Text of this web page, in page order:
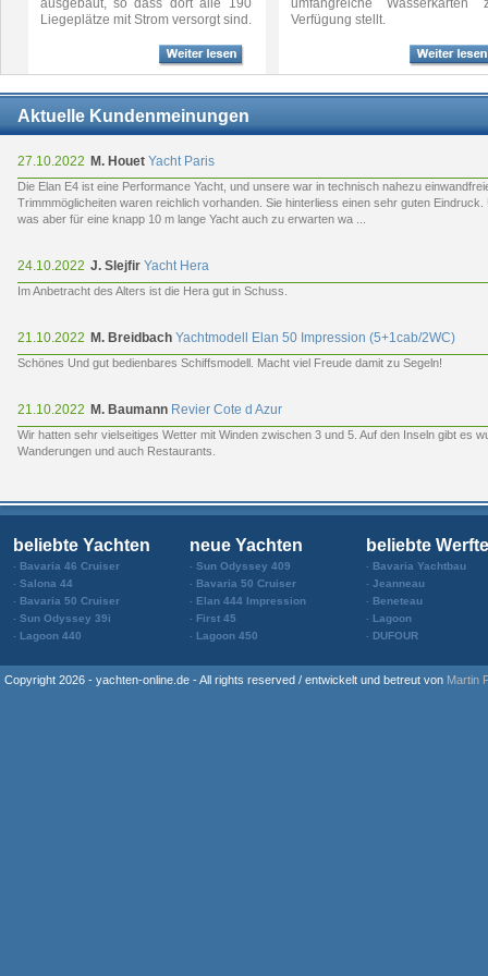
ausgebaut, so dass dort alle 190
Liegeplätze mit Strom versorgt sind.
umfangreiche Wasserkarten
Verfügung stellt.
Aktuelle Kundenmeinungen
27.10.2022 M. HouetYacht Paris
Die Elan E4 ist eine Performance Yacht, und unsere war in technisch nahezu
Trimmmöglicheiten waren reichlich vorhanden. Sie hinterliess einen sehr guten
was aber für eine knapp 10 m lange Yacht auch zu erwarten wa ...
24.10.2022 J. SlejfirYacht Hera
Im Anbetracht des Alters ist die Hera gut in Schuss.
21.10.2022 M. BreidbachYachtmodell Elan 50 Impression (5+1cab/2WC)
Schönes Und gut bedienbares Schiffsmodell. Macht viel Freude damit zu Segeln!
21.10.2022 M. BaumannRevier Cote d Azur
Wir hatten sehr vielseitiges Wetter mit Winden zwischen 3 und 5. Auf den Inseln gibt es
Wanderungen und auch Restaurants.
beliebte Yachten
Bavaria 46 Cruiser
Salona 44
Bavaria 50 Cruiser
Sun Odyssey 39i
Lagoon 440
neue Yachten
Sun Odyssey 409
Bavaria 50 Cruiser
Elan 444 Impression
First 45
Lagoon 450
beliebte
Bavaria Yachtbau
Jeanneau
Beneteau
Lagoon
DUFOUR
Copyright 2026 - yachten-online.de - All rights reserved / entwickelt und betreut von Martin